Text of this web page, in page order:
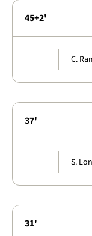
45+2'
C.
37'
S.
31'